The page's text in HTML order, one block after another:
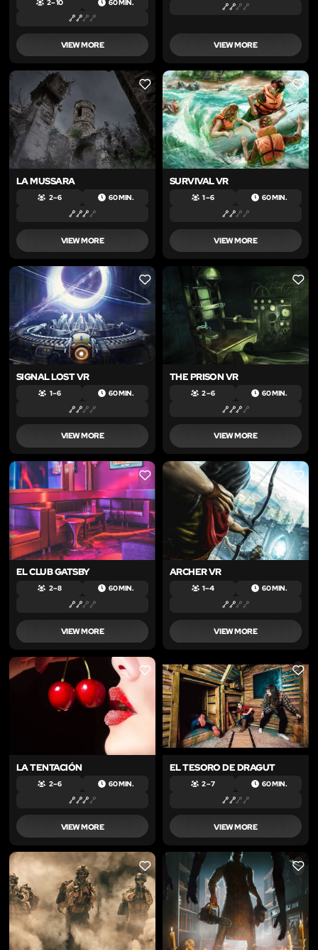
2 – 10 60 MIN.
VIEW MORE VIEW MORE
LIKE
LA MUSSARA
2 – 6 60 MIN.
VIEW MORE
LIKE
SURVIVAL VR
1 – 6 60 MIN.
VIEW MORE
LIKE
SIGNAL LOST VR
1 – 6 60 MIN.
VIEW MORE
LIKE
THE PRISON VR
2 – 6 60 MIN.
VIEW MORE
LIKE
EL CLUB GATSBY
2 – 8 60 MIN.
VIEW MORE
LIKE
ARCHER VR
1 – 4 60 MIN.
VIEW MORE
LIKE
LA TENTACIÓN
2 – 6 60 MIN.
VIEW MORE
LIKE
EL TESORO DE DRAGUT
2 – 7 60 MIN.
VIEW MORE
LIKE LIKE